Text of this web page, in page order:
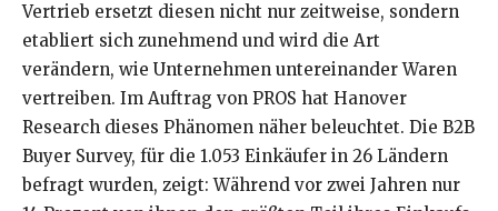
Vertrieb ersetzt diesen nicht nur zeitweise, sondern
etabliert sich zunehmend und wird die Art
verändern, wie Unternehmen untereinander Waren
vertreiben. Im Auftrag von PROS hat Hanover
Research dieses Phänomen näher beleuchtet. Die B2B
Buyer Survey, für die 1.053 Einkäufer in 26 Ländern
befragt wurden, zeigt: Während vor zwei Jahren nur